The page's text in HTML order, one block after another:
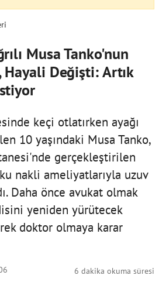
Musa Tanko'nun
Hayali Değişti: Artık
keçi otlatırken ayağı
10 yaşındaki Musa Tanko,
gerçekleştirilen
nakli ameliyatlarıyla uzuv
Daha önce avukat olmak
yeniden yürütecek
doktor olmaya karar
6 dakika okuma süresi